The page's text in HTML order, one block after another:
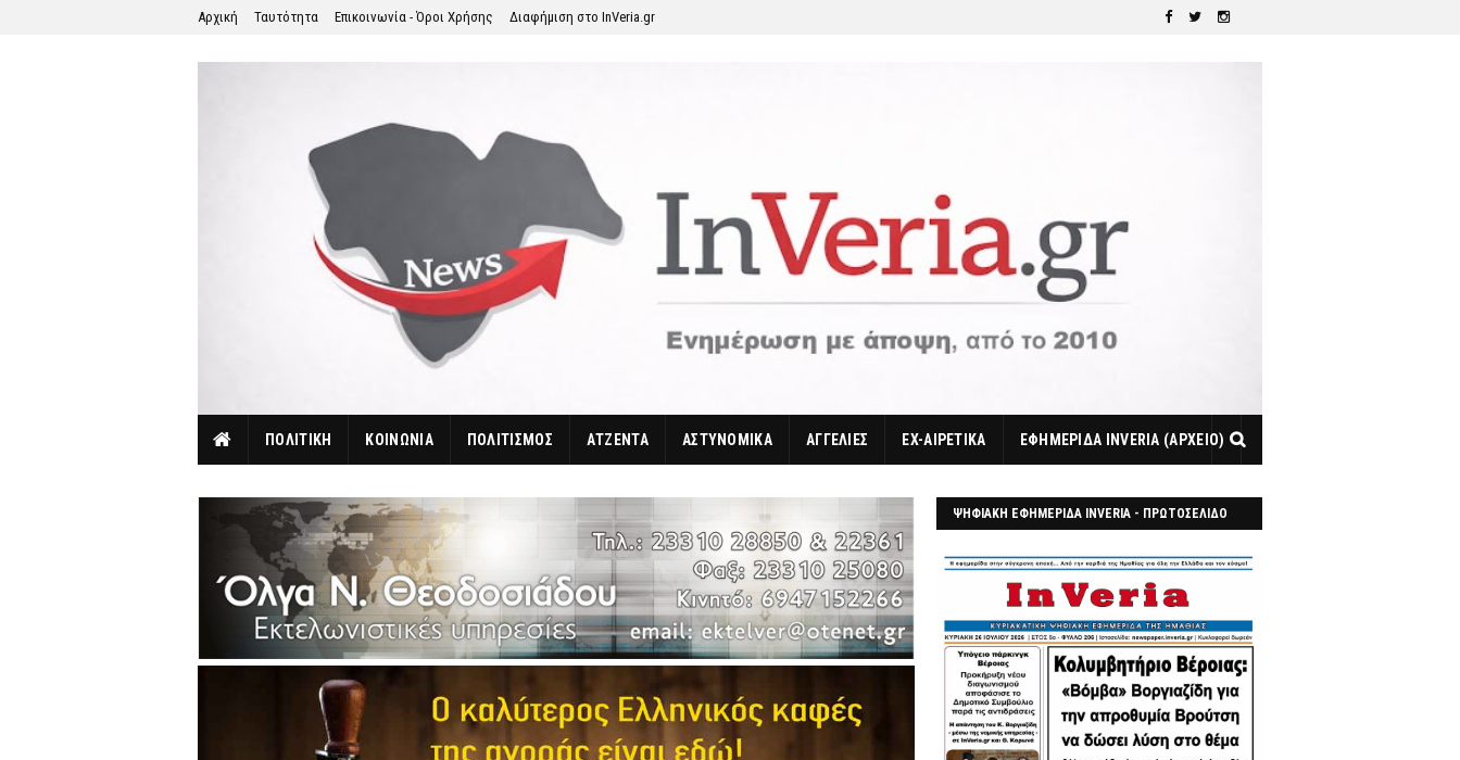
Αρχική Ταυτότητα Επικοινωνία - Όροι Χρήσης Διαφήμιση στο InVeria.gr
ΠΟΛΙΤΙΚΗ ΚΟΙΝΩΝΙΑ ΠΟΛΙΤΙΣΜΟΣ ΑΤΖΕΝΤΑ ΑΣΤΥΝΟΜΙΚΑ ΑΓΓΕΛΙΕΣ EX-ΑΙΡΕΤΙΚΑ ΕΦΗΜΕΡΙΔΑ INVERIA (ΑΡΧΕΙΟ)
ΨΗΦΙΑΚΗ ΕΦΗΜΕΡΙΔΑ INVERIA - ΠΡΩΤΟΣΕΛΙΔΟ